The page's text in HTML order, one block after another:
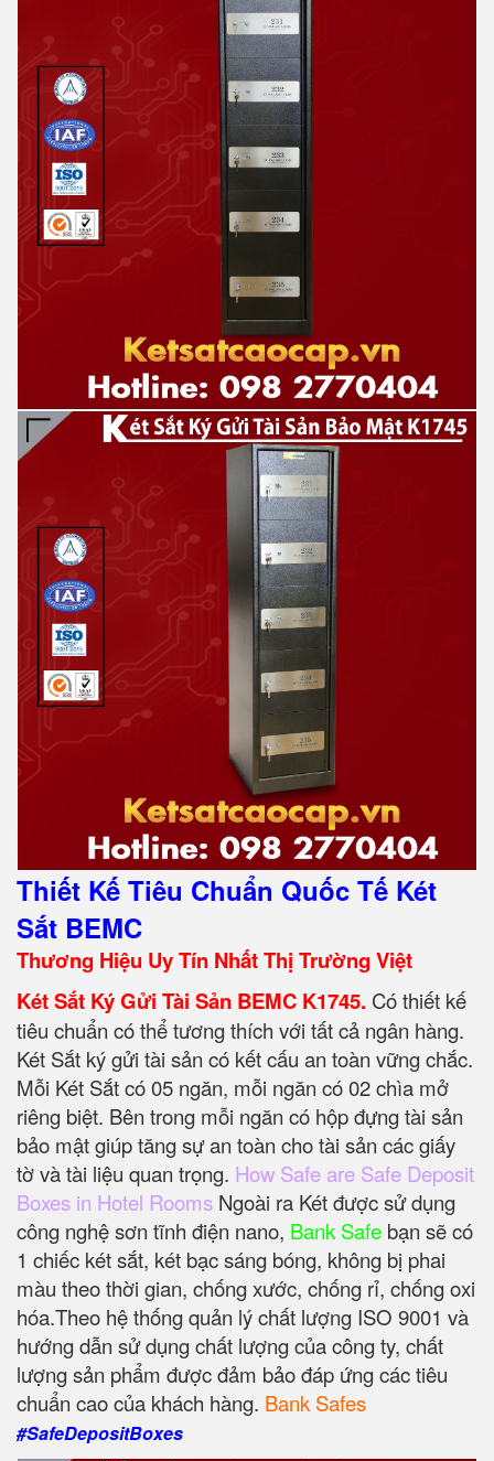
Thiết Kế Tiêu Chuẩn Quốc Tế Két
Sắt BEMC
Thương Hiệu Uy Tín Nhất Thị Trường Việt
Két Sắt Ký Gửi Tài Sản BEMC K1745. Có thiết kế
tiêu chuẩn có thể tương thích với tất cả ngân hàng.
Két Sắt ký gửi tài sản có kết cấu an toàn vững chắc.
Mỗi Két Sắt có 05 ngăn, mỗi ngăn có 02 chìa mở
riêng biệt. Bên trong mỗi ngăn có hộp đựng tài sản
bảo mật giúp tăng sự an toàn cho tài sản các giấy
tờ và tài liệu quan trọng. How Safe are Safe Deposit
Boxes in Hotel Rooms Ngoài ra Két được sử dụng
công nghệ sơn tĩnh điện nano, Bank Safe bạn sẽ có
1 chiếc két sắt, két bạc sáng bóng, không bị phai
màu theo thời gian, chống xước, chống rỉ, chống oxi
hóa.Theo hệ thống quản lý chất lượng ISO 9001 và
hướng dẫn sử dụng chất lượng của công ty, chất
lượng sản phẩm được đảm bảo đáp ứng các tiêu
chuẩn cao của khách hàng. Bank Safes
#SafeDepositBoxes